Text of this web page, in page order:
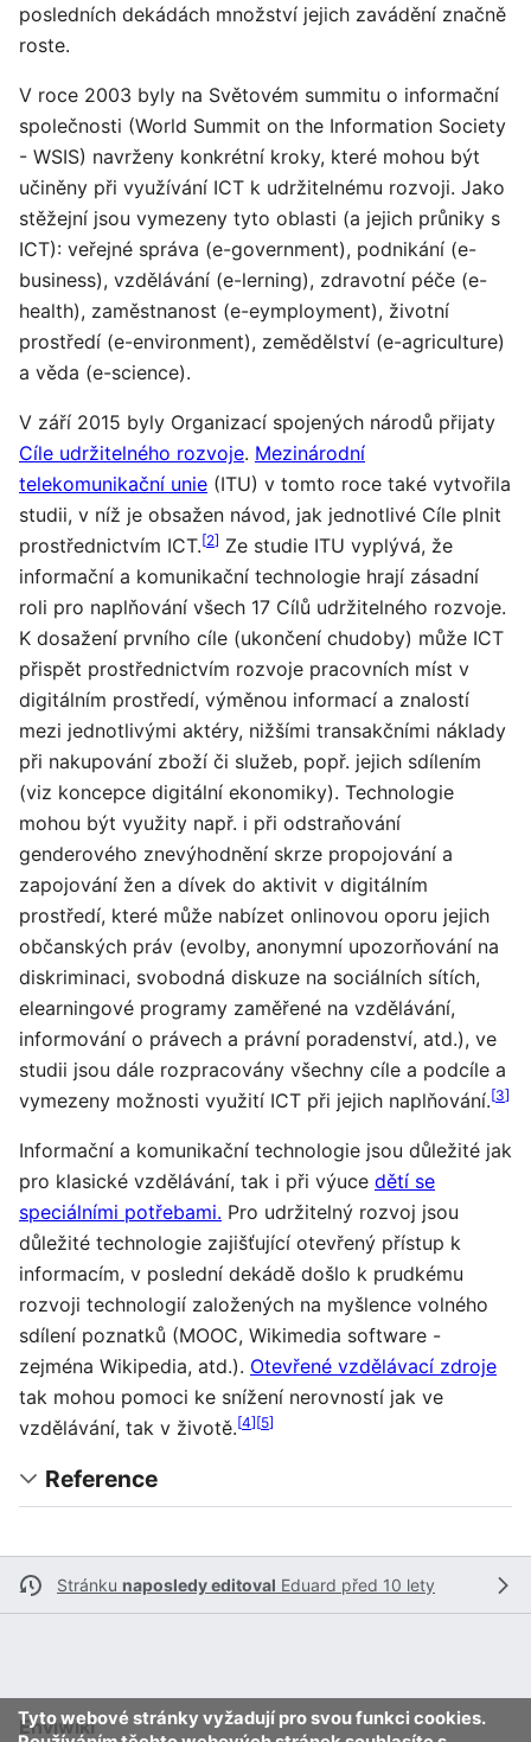
posledních dekádách množství jejich zavádění značně
roste.
V roce 2003 byly na Světovém summitu o informační
společnosti (World Summit on the Information Society
- WSIS) navrženy konkrétní kroky, které mohou být
učiněny při využívání ICT k udržitelnému rozvoji. Jako
stěžejní jsou vymezeny tyto oblasti (a jejich průniky s
ICT): veřejné správa (e-government), podnikání (e-
business), vzdělávání (e-lerning), zdravotní péče (e-
health), zaměstnanost (e-eymployment), životní
prostředí (e-environment), zemědělství (e-agriculture)
a věda (e-science).
V září 2015 byly Organizací spojených národů přijaty
Cíle udržitelného rozvoje. Mezinárodní
telekomunikační unie (ITU) v tomto roce také vytvořila
studii, v níž je obsažen návod, jak jednotlivé Cíle plnit
prostřednictvím ICT.[2] Ze studie ITU vyplývá, že
informační a komunikační technologie hrají zásadní
roli pro naplňování všech 17 Cílů udržitelného rozvoje.
K dosažení prvního cíle (ukončení chudoby) může ICT
přispět prostřednictvím rozvoje pracovních míst v
digitálním prostředí, výměnou informací a znalostí
mezi jednotlivými aktéry, nižšími transakčními náklady
při nakupování zboží či služeb, popř. jejich sdílením
(viz koncepce digitální ekonomiky). Technologie
mohou být využity např. i při odstraňování
genderového znevýhodnění skrze propojování a
zapojování žen a dívek do aktivit v digitálním
prostředí, které může nabízet onlinovou oporu jejich
občanských práv (evolby, anonymní upozorňování na
diskriminaci, svobodná diskuze na sociálních sítích,
elearningové programy zaměřené na vzdělávání,
informování o právech a právní poradenství, atd.), ve
studii jsou dále rozpracovány všechny cíle a podcíle a
vymezeny možnosti využití ICT při jejich naplňování.[3]
Informační a komunikační technologie jsou důležité jak
pro klasické vzdělávání, tak i při výuce dětí se
speciálními potřebami. Pro udržitelný rozvoj jsou
důležité technologie zajišťující otevřený přístup k
informacím, v poslední dekádě došlo k prudkému
rozvoji technologií založených na myšlence volného
sdílení poznatků (MOOC, Wikimedia software -
zejména Wikipedia, atd.). Otevřené vzdělávací zdroje
tak mohou pomoci ke snížení nerovností jak ve
vzdělávání, tak v životě.[4][5]
Reference
Stránku naposledy editoval Eduard před 10 lety
Tyto webové stránky vyžadují pro svou funkci cookies.
Enviwiki